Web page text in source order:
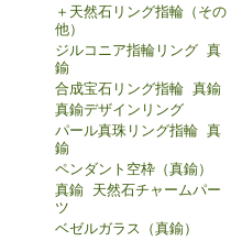
＋天然石リング指輪（その
他）
ジルコニア指輪リング 真
鍮
合成宝石リング指輪 真鍮
真鍮デザインリング
パール真珠リング指輪 真
鍮
ペンダント空枠（真鍮）
真鍮 天然石チャームパー
ツ
ベゼルガラス（真鍮）